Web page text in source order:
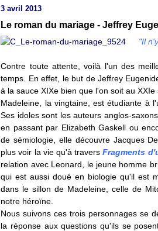
3 avril 2013
Le roman du mariage - Jeffrey
"Il
Contre toute attente, voilà l'un des
temps. En effet, le but de Jeffrey
à la sauce XIXe bien que l'on soit au
Madeleine, la vingtaine, est étudiante à
Ses idoles sont les auteurs anglos-
en passant par Elizabeth Gaskell ou
de sémiologie, elle découvre Jacques
plus voir la vie qu'à traversFragments
relation avec Leonard, le jeune homme
qui est aussi doué en biologie qu'il est
dans le sillon de Madeleine, celle de
notre héroïne.
Nous suivons ces trois personnages se
la réponse aux questions qu'ils se